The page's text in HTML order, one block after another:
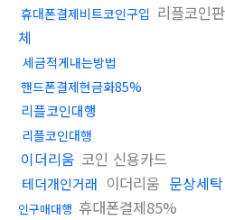
휴대폰결제비트코인구입 리플코인
체
세금적게내는방법
핸드폰결제현금화85%
리플코인대행
리플코인대행
이더리움 코인 신용카드
테더개인거래 이더리움 문상세탁
인구매대행 휴대폰결제85%